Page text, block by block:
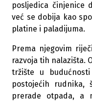
posljedica činjenice
već se dobija kao
platine i paladijuma.
Prema njegovim
razvoja tih nalazišta.
tržište u
postojećih rudnika,
prerade otpada, a